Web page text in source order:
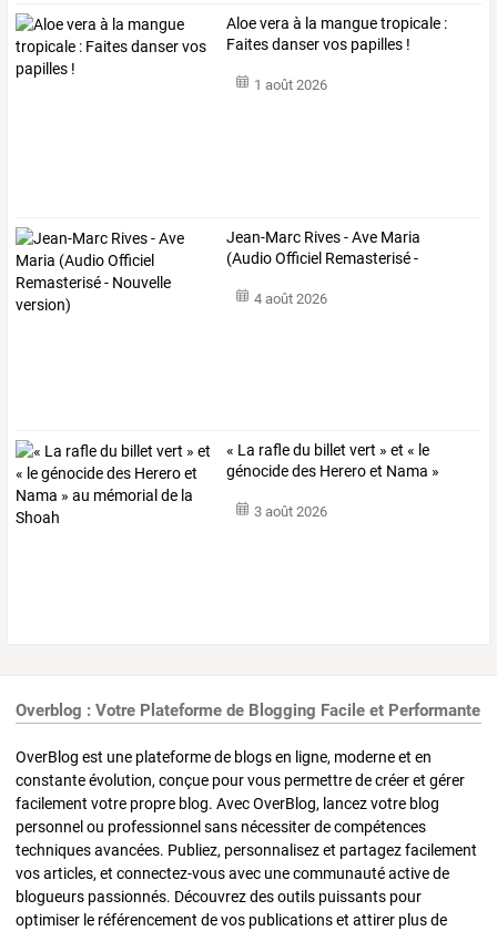
Aloe vera à la mangue tropicale :
Faites danser vos papilles !
1 août 2026
Jean-Marc Rives-Ave Maria
(AudioOfficiel Remasterisé-
4 août 2026
« La rafledu billet vert » et « le
génocidedes Hereroet Nama »
3 août 2026
Overblog : Votre Plateforme de Blogging Facile et Performante
OverBlog est une plateforme de blogs en ligne, moderne et en
constante évolution, conçue pour vous permettre de créer et gérer
facilement votre propre blog. Avec OverBlog, lancez votre blog
personnel ou professionnel sans nécessiter de compétences
techniques avancées. Publiez, personnalisez et partagez facilement
vos articles, et connectez-vous avec une communauté active de
blogueurs passionnés. Découvrez des outils puissants pour
optimiser le référencement de vos publications et attirer plus de